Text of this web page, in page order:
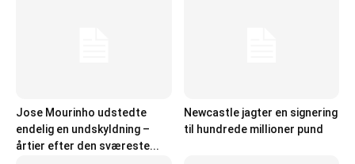
Jose Mourinho udstedte
endelig en undskyldning –
årtier efter den sværeste...
Newcastle jagter en signering
til hundrede millioner pund